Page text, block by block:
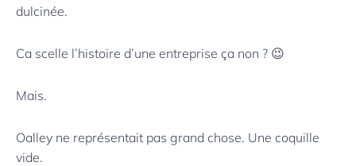
dulcinée.
Ca scelle l’histoire d’une entreprise ça non ? 😉
Mais.
Oalley ne représentait pas grand chose. Une coquille
vide.